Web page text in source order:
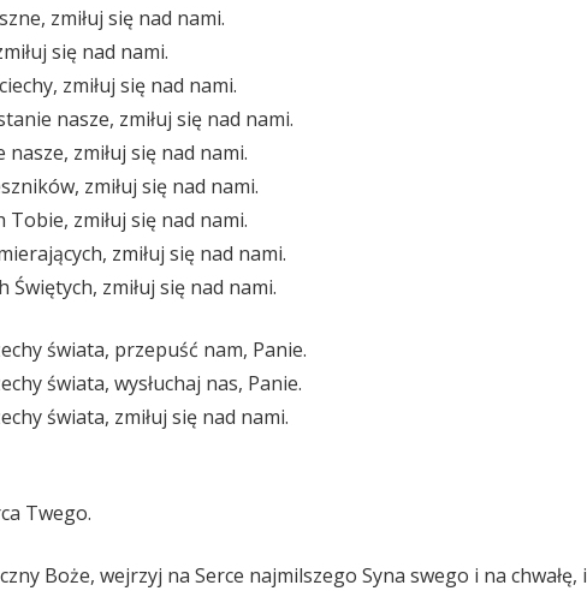
zmiłuj się nad nami.
się nad nami.
zmiłuj się nad nami.
nasze, zmiłuj się nad nami.
zmiłuj się nad nami.
zmiłuj się nad nami.
Tobie, zmiłuj się nad nami.
zmiłuj się nad nami.
Świętych, zmiłuj się nad nami.
świata, przepuść nam, Panie.
świata, wysłuchaj nas, Panie.
świata, zmiłuj się nad nami.
Twego.
Boże, wejrzyj na Serce najmilszego Syna swego i na chwałę, i